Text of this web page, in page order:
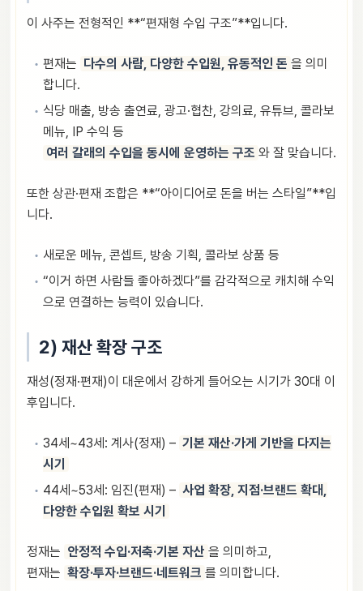
이 사주는 전형적인 **“편재형 수입 구조”**입니다.
편재는 다수의 사람, 다양한 수입원, 유동적인 돈 을 의미
합니다.
식당 매출, 방송 출연료, 광고·협찬, 강의료, 유튜브, 콜라보
메뉴, IP 수익 등
여러 갈래의 수입을 동시에 운영하는 구조 와 잘 맞습니다.
또한 상관·편재 조합은 **“아이디어로 돈을 버는 스타일”**입
니다.
새로운 메뉴, 콘셉트, 방송 기획, 콜라보 상품 등
“이거 하면 사람들 좋아하겠다”를 감각적으로 캐치해 수익
으로 연결하는 능력이 있습니다.
2) 재산 확장 구조
재성(정재·편재)이 대운에서 강하게 들어오는 시기가 30대 이
후입니다.
34세~43세: 계사(정재) – 기본 재산·가게 기반을 다지는
시기
44세~53세: 임진(편재) – 사업 확장, 지점·브랜드 확대,
다양한 수입원 확보 시기
정재는 안정적 수입·저축·기본 자산 을 의미하고,
편재는 확장·투자·브랜드·네트워크 를 의미합니다.